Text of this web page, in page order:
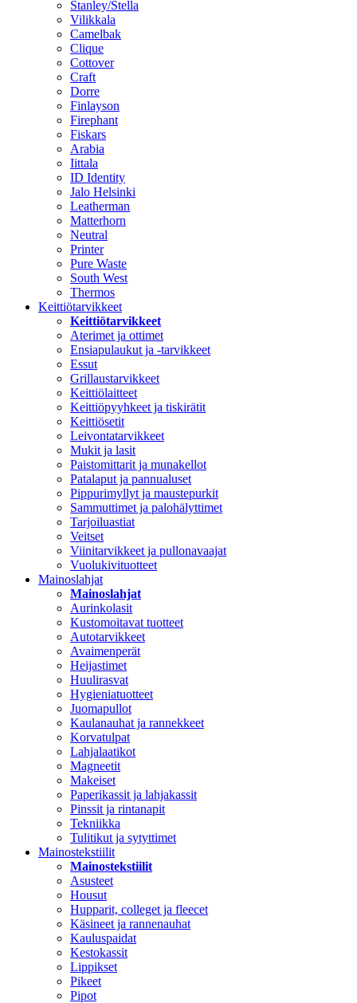
Stanley/Stella
Vilikkala
Camelbak
Clique
Cottover
Craft
Dorre
Finlayson
Firephant
Fiskars
Arabia
Iittala
ID Identity
Jalo Helsinki
Leatherman
Matterhorn
Neutral
Printer
Pure Waste
South West
Thermos
Keittiötarvikkeet
Keittiötarvikkeet
Aterimet ja ottimet
Ensiapulaukut ja -tarvikkeet
Essut
Grillaustarvikkeet
Keittiölaitteet
Keittiöpyyhkeet ja tiskirätit
Keittiösetit
Leivontatarvikkeet
Mukit ja lasit
Paistomittarit ja munakellot
Patalaput ja pannualuset
Pippurimyllyt ja maustepurkit
Sammuttimet ja palohälyttimet
Tarjoiluastiat
Veitset
Viinitarvikkeet ja pullonavaajat
Vuolukivituotteet
Mainoslahjat
Mainoslahjat
Aurinkolasit
Kustomoitavat tuotteet
Autotarvikkeet
Avaimenperät
Heijastimet
Huulirasvat
Hygieniatuotteet
Juomapullot
Kaulanauhat ja rannekkeet
Korvatulpat
Lahjalaatikot
Magneetit
Makeiset
Paperikassit ja lahjakassit
Pinssit ja rintanapit
Tekniikka
Tulitikut ja sytyttimet
Mainostekstiilit
Mainostekstiilit
Asusteet
Housut
Hupparit, colleget ja fleecet
Käsineet ja rannenauhat
Kauluspaidat
Kestokassit
Lippikset
Pikeet
Pipot